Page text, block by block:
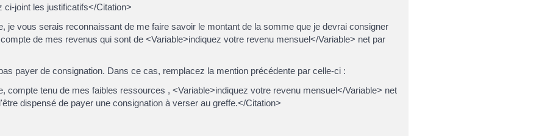
joint les justificatifs</Citation>
je vous serais reconnaissant de me faire savoir le montant de la somme que je devrai consigner
de mes revenus qui sont de <Variable>indiquez votre revenu mensuel</Variable> net par
payer de consignation. Dans ce cas, remplacez la mention précédente par celle-ci :
compte tenu de mes faibles ressources , <Variable>indiquez votre revenu mensuel</Variable> net
dispensé de payer une consignation à verser au greffe.</Citation>